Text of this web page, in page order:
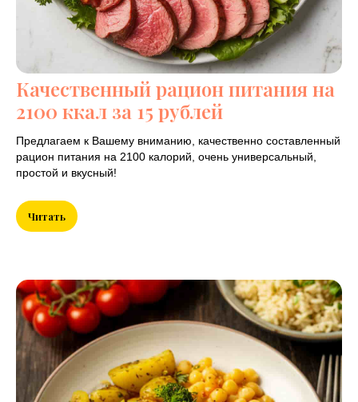
Качественный рацион питания на
2100 ккал за 15 рублей
Предлагаем к Вашему вниманию, качественно составленный
рацион питания на 2100 калорий, очень универсальный,
простой и вкусный!
Читать